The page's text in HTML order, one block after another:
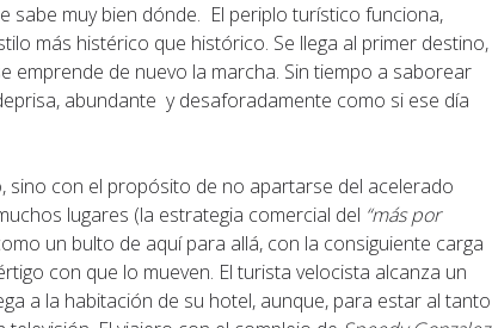
sabe muy bien dónde. El periplo turístico funciona,
más histérico que histórico. Se llega al primer destino,
emprende de nuevo la marcha. Sin tiempo a saborear
abundante y desaforadamente como si ese día
sino con el propósito de no apartarse del acelerado
lugares (la estrategia comercial del “más por
un bulto de aquí para allá, con la consiguiente carga
con que lo mueven. El turista velocista alcanza un
a la habitación de su hotel, aunque, para estar al tanto